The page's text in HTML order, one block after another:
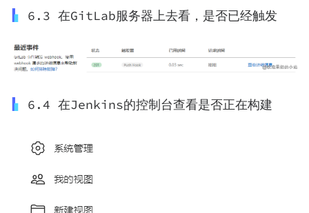
6.3 在GitLab服务器上去看，是否已经触发
6.4 在Jenkins的控制台查看是否正在构建